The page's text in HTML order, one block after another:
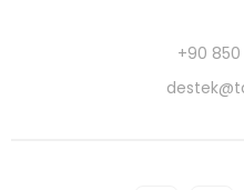
+90